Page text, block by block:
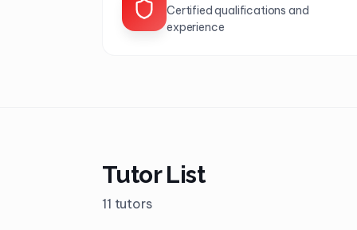
Certified qualifications and
experience
Tutor List
11 tutors